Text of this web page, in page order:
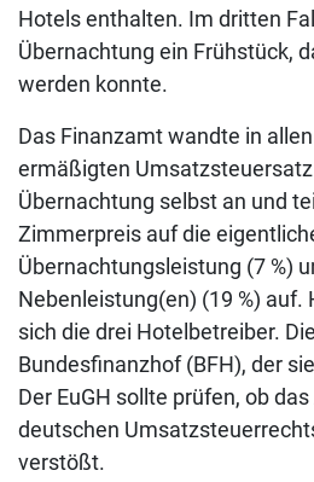
Hotels enthalten. Im dritten
Übernachtung ein Frühstück,
werden konnte.
Das Finanzamt wandte in
ermäßigten
Übernachtung selbst an und
Zimmerpreis auf die
Übernachtungsleistung (7 %)
Nebenleistung(en) (19 %) auf.
sich die drei Hotelbetreiber.
Bundesfinanzhof (BFH), der
Der EuGH sollte prüfen, ob
deutschen
verstößt.